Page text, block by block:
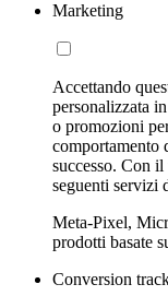
Marketing
Accettando
personalizzata
o promozioni
comportamento
successo. Con
seguenti servizi
Meta-Pixel,
prodotti basate
Conversion